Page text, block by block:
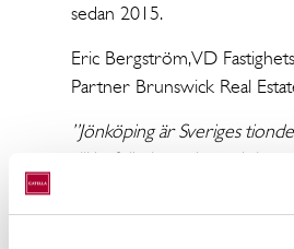
sedan 2015.
Eric Bergström, VD
Partner Brunswick Real
”Jönköping är Sveriges
till befolkning och med sin
förvärvet mycket väl in i